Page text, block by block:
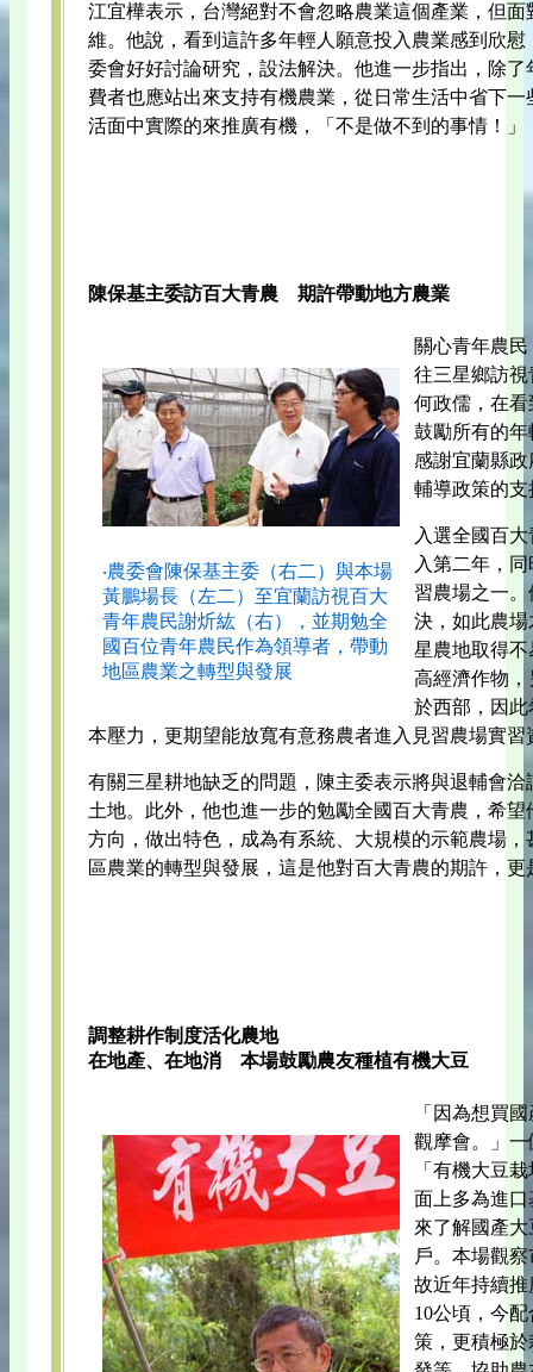
江宜樺表示，台灣絕對不會忽略農業這個產業，但
維。他說，看到這許多年輕人願意投入農業感到欣
委會好好討論研究，設法解決。他進一步指出，除
費者也應站出來支持有機農業，從日常生活中省下
活面中實際的來推廣有機，「不是做不到的事情！」
陳保基主委訪百大青農 期許帶動地方農業
‧農委會陳保基主委（右二）與本場
黃鵬場長（左二）至宜蘭訪視百大
青年農民謝炘紘（右），並期勉全
國百位青年農民作為領導者，帶動
地區農業之轉型與發展
關心青年農
往三星鄉訪
何政儒，在
鼓勵所有的
感謝宜蘭縣
輔導政策的支
入選全國百
入第二年，
習農場之一
決，如此農
星農地取得
高經濟作物
於西部，因
本壓力，更期望能放寬有意務農者進入見習農場實習
有關三星耕地缺乏的問題，陳主委表示將與退輔會
土地。此外，他也進一步的勉勵全國百大青農，希
方向，做出特色，成為有系統、大規模的示範農場
區農業的轉型與發展，這是他對百大青農的期許，更
調整耕作制度活化農地
在地產、在地消 本場鼓勵農友種植有機大豆
「因為想買
觀摩會。」一
「有機大豆
面上多為進
來了解國產
戶。本場觀
故近年持續
10公頃，今
策，更積極